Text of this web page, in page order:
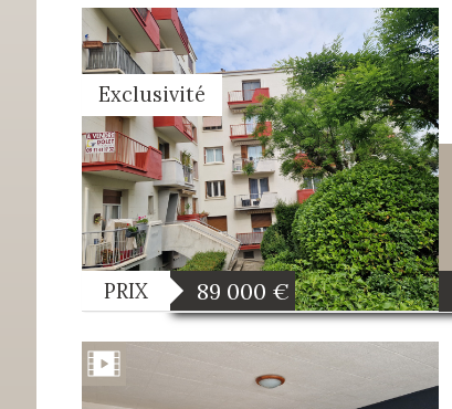
Exclusivité
PRIX 89 000 €